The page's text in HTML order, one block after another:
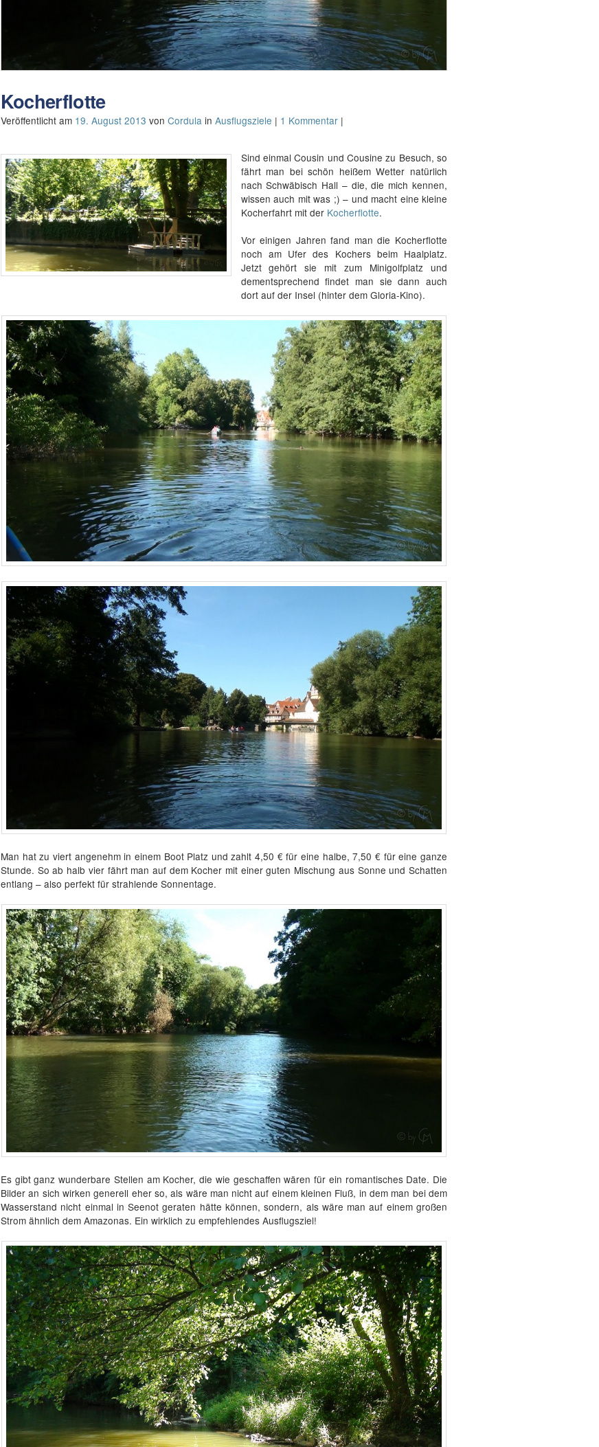
Kocherflotte
Veröffentlicht am 19. August 2013 von Cordula in Ausflugsziele | 1 Kommentar |
Sind einmal Cousin und Cousine zu Besuch, so
fährt man bei schön heißem Wetter natürlich
nach Schwäbisch Hall – die, die mich kennen,
wissen auch mit was ;) – und macht eine kleine
Kocherfahrt mit der Kocherflotte.
Vor einigen Jahren fand man die Kocherflotte
noch am Ufer des Kochers beim Haalplatz.
Jetzt gehört sie mit zum Minigolfplatz und
dementsprechend findet man sie dann auch
dort auf der Insel (hinter dem Gloria-Kino).
Man hat zu viert angenehm in einem Boot Platz und zahlt 4,50 € für eine halbe, 7,50 € für eine ganze
Stunde. So ab halb vier fährt man auf dem Kocher mit einer guten Mischung aus Sonne und Schatten
entlang – also perfekt für strahlende Sonnentage.
Es gibt ganz wunderbare Stellen am Kocher, die wie geschaffen wären für ein romantisches Date. Die
Bilder an sich wirken generell eher so, als wäre man nicht auf einem kleinen Fluß, in dem man bei dem
Wasserstand nicht einmal in Seenot geraten hätte können, sondern, als wäre man auf einem großen
Strom ähnlich dem Amazonas. Ein wirklich zu empfehlendes Ausflugsziel!